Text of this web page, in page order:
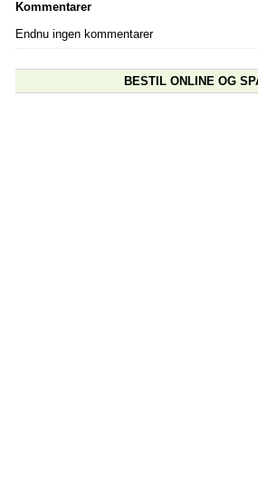
Kommentarer
Endnu ingen kommentarer
BESTIL ONLINE OG